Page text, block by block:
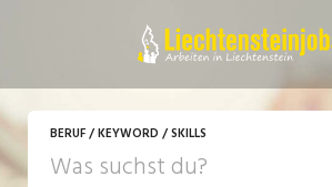
BERUF / KEYWORD / SKILLS